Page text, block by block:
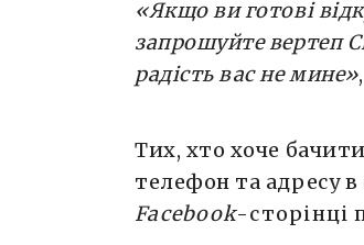
«Якщо ви готові
запрошуйте вертеп
радість вас не мине»
Тих, хто хоче
телефон та адресу в
Facebook-сторінці